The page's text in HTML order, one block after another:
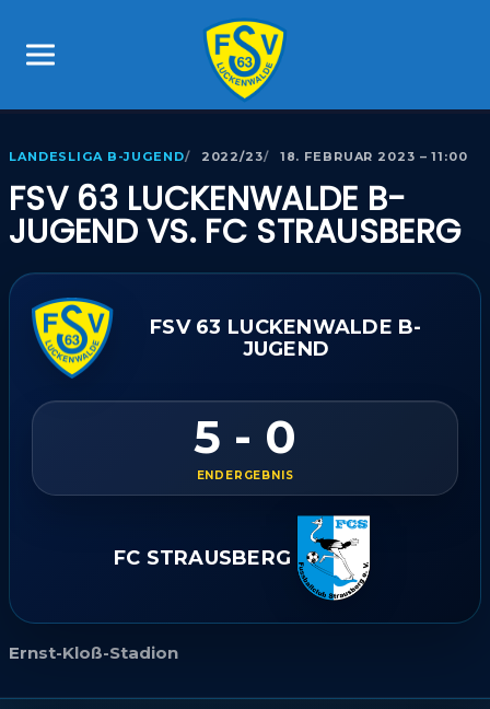
LANDESLIGA B-JUGEND 2022/23 18. FEBRUAR 2023 – 11:00
FSV 63 LUCKENWALDE B-
JUGEND VS. FC STRAUSBERG
FSV 63 LUCKENWALDE B-
JUGEND
5 - 0
ENDERGEBNIS
FC STRAUSBERG
Ernst-Kloß-Stadion